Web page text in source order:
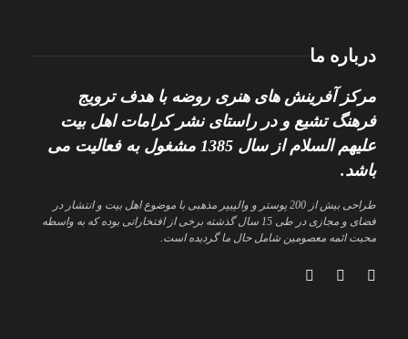
درباره ما
مرکز آفرینش های هنری روضه با هدف ترویج
فرهنگ تشیع و در راستای نشر کرامات اهل بیت
علیهم السلام از سال 1385 مشغول به فعالیت می
باشد.
طراحی بیش از 200 پوستر و والپیپر مذهبی با موضوع اهل بیت و انتشار در
فضای و مجازی در طی 15 سال گذشته برخی از افتخاراتی بوده که به واسطه
محبت ائمه معصومین شامل حال ما گردیده است.